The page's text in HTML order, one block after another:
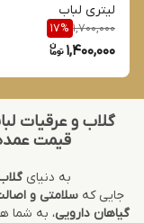
لیتری لباب
1,700,000
17%
1,400,000
گلاب و عرقیات
قیمت
به دنیای
جایی که سلامتی و
گیاهان دارویی، به شما